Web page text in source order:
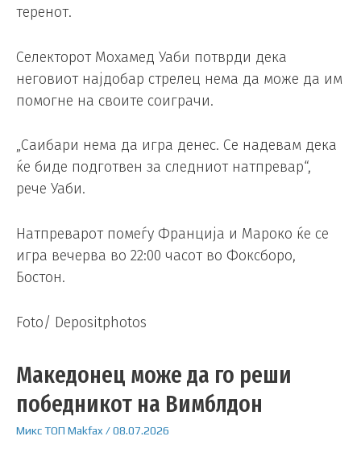
теренот.
Селекторот Мохамед Уаби потврди дека
неговиот најдобар стрелец нема да може да им
помогне на своите соиграчи.
„Саибари нема да игра денес. Се надевам дека
ќе биде подготвен за следниот натпревар“,
рече Уаби.
Натпреварот помеѓу Франција и Мароко ќе се
игра вечерва во 22:00 часот во Фоксборо,
Бостон.
Foto/ Depositphotos
Македонец може да го реши
победникот на Вимблдон
МиксТОП Makfax /08.07.2026